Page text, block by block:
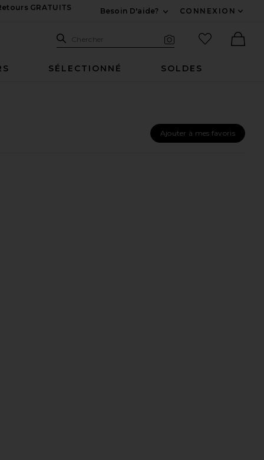
GRATUITS
Besoin D'aide?
CONNEXION
Recherche
Chercher
Articles
SÉLECTIONNÉ SOLDES
Ajouter à mes favoris